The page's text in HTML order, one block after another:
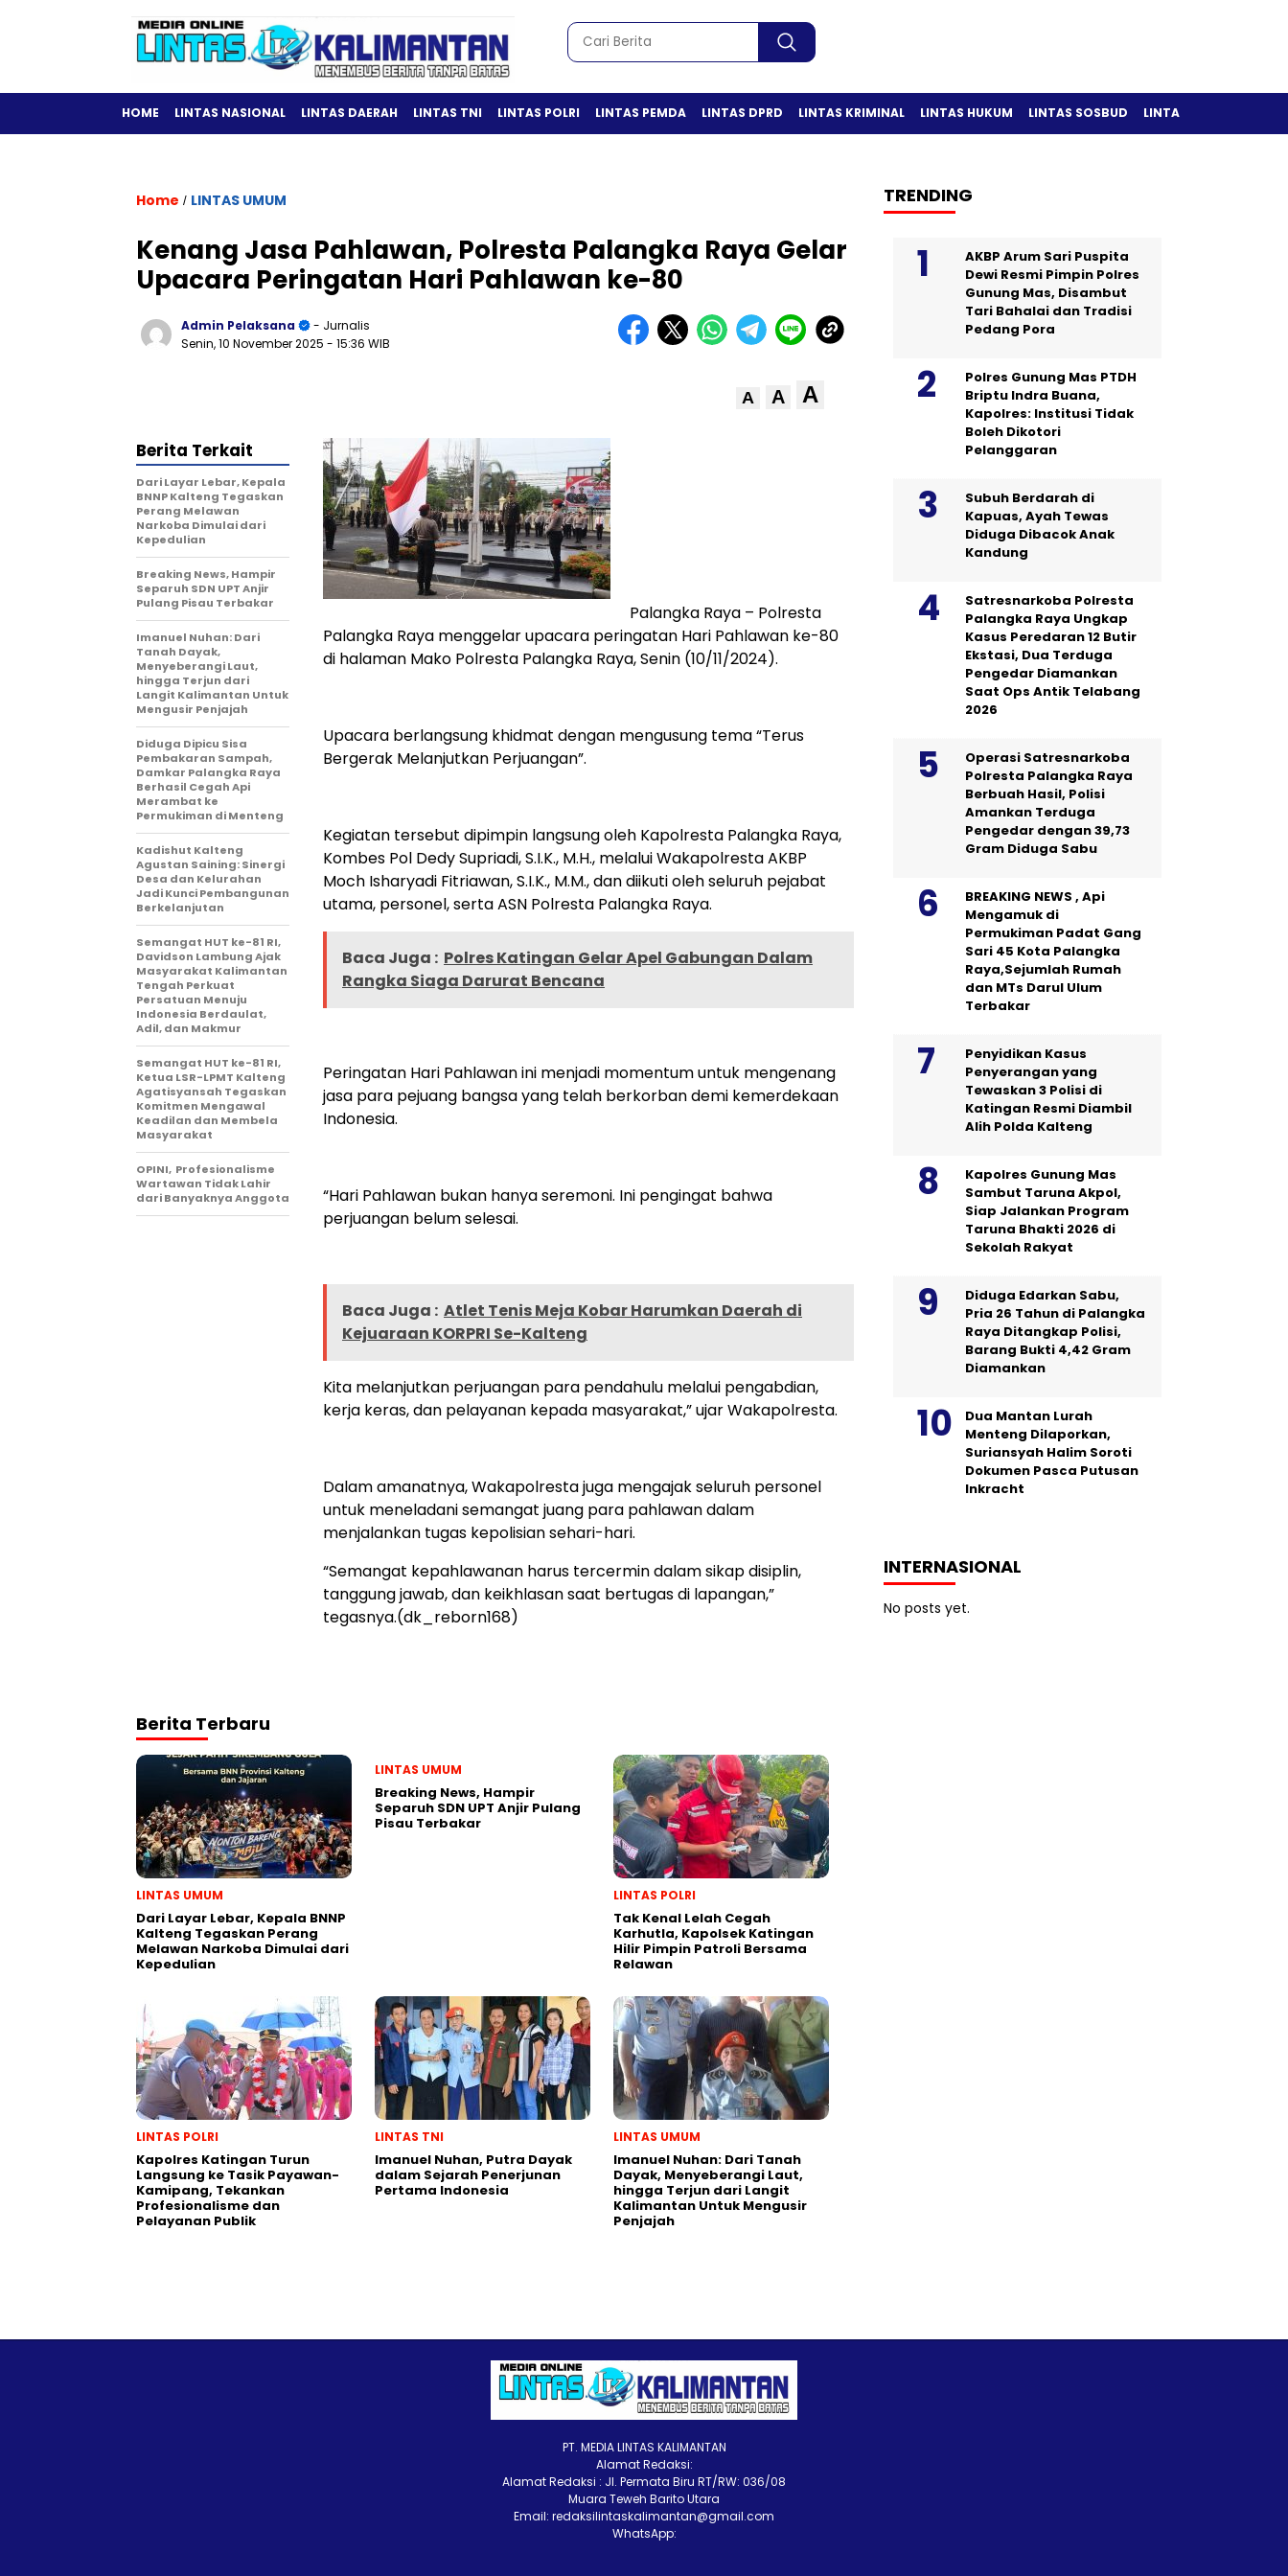
HOME LINTAS NASIONAL LINTAS DAERAH LINTAS TNI LINTAS POLRI LINTAS PEMDA LINTAS DPRD LINTAS KRIMINAL LINTAS HUKUM LINTAS SOSBUD LINTAS OLAH RAGA
Home / LINTAS UMUM
Kenang Jasa Pahlawan, Polresta Palangka Raya Gelar
Upacara Peringatan Hari Pahlawan ke-80
Admin Pelaksana
- Jurnalis
Senin, 10 November 2025 - 15:36 WIB
A A A
Palangka Raya – Polresta
Palangka Raya menggelar upacara peringatan Hari Pahlawan ke-80
di halaman Mako Polresta Palangka Raya, Senin (10/11/2024).
Upacara berlangsung khidmat dengan mengusung tema “Terus
Bergerak Melanjutkan Perjuangan”.
Kegiatan tersebut dipimpin langsung oleh Kapolresta Palangka Raya,
Kombes Pol Dedy Supriadi, S.I.K., M.H., melalui Wakapolresta AKBP
Moch Isharyadi Fitriawan, S.I.K., M.M., dan diikuti oleh seluruh pejabat
utama, personel, serta ASN Polresta Palangka Raya.
Baca Juga : Polres Katingan Gelar Apel Gabungan Dalam
Rangka Siaga Darurat Bencana
Peringatan Hari Pahlawan ini menjadi momentum untuk mengenang
jasa para pejuang bangsa yang telah berkorban demi kemerdekaan
Indonesia.
“Hari Pahlawan bukan hanya seremoni. Ini pengingat bahwa
perjuangan belum selesai.
Baca Juga : Atlet Tenis Meja Kobar Harumkan Daerah di
Kejuaraan KORPRI Se-Kalteng
Kita melanjutkan perjuangan para pendahulu melalui pengabdian,
kerja keras, dan pelayanan kepada masyarakat,” ujar Wakapolresta.
Dalam amanatnya, Wakapolresta juga mengajak seluruh personel
untuk meneladani semangat juang para pahlawan dalam
menjalankan tugas kepolisian sehari-hari.
“Semangat kepahlawanan harus tercermin dalam sikap disiplin,
tanggung jawab, dan keikhlasan saat bertugas di lapangan,”
tegasnya.(dk_reborn168)
Berita Terkait
Dari Layar Lebar, Kepala
BNNP Kalteng Tegaskan
Perang Melawan
Narkoba Dimulai dari
Kepedulian
Breaking News, Hampir
Separuh SDN UPT Anjir
Pulang Pisau Terbakar
Imanuel Nuhan: Dari
Tanah Dayak,
Menyeberangi Laut,
hingga Terjun dari
Langit Kalimantan Untuk
Mengusir Penjajah
Diduga Dipicu Sisa
Pembakaran Sampah,
Damkar Palangka Raya
Berhasil Cegah Api
Merambat ke
Permukiman di Menteng
Kadishut Kalteng
Agustan Saining: Sinergi
Desa dan Kelurahan
Jadi Kunci Pembangunan
Berkelanjutan
Semangat HUT ke-81 RI,
Davidson Lambung Ajak
Masyarakat Kalimantan
Tengah Perkuat
Persatuan Menuju
Indonesia Berdaulat,
Adil, dan Makmur
Semangat HUT ke-81 RI,
Ketua LSR-LPMT Kalteng
Agatisyansah Tegaskan
Komitmen Mengawal
Keadilan dan Membela
Masyarakat
OPINI, Profesionalisme
Wartawan Tidak Lahir
dari Banyaknya Anggota
Berita Terbaru
LINTAS UMUM
Dari Layar Lebar, Kepala BNNP
Kalteng Tegaskan Perang
Melawan Narkoba Dimulai dari
Kepedulian
LINTAS UMUM
Breaking News, Hampir
Separuh SDN UPT Anjir Pulang
Pisau Terbakar
LINTAS POLRI
Tak Kenal Lelah Cegah
Karhutla, Kapolsek Katingan
Hilir Pimpin Patroli Bersama
Relawan
LINTAS POLRI
Kapolres Katingan Turun
Langsung ke Tasik Payawan-
Kamipang, Tekankan
Profesionalisme dan
Pelayanan Publik
LINTAS TNI
Imanuel Nuhan, Putra Dayak
dalam Sejarah Penerjunan
Pertama Indonesia
LINTAS UMUM
Imanuel Nuhan: Dari Tanah
Dayak, Menyeberangi Laut,
hingga Terjun dari Langit
Kalimantan Untuk Mengusir
Penjajah
TRENDING
AKBP Arum Sari Puspita
Dewi Resmi Pimpin Polres
Gunung Mas, Disambut
Tari Bahalai dan Tradisi
Pedang Pora
Polres Gunung Mas PTDH
Briptu Indra Buana,
Kapolres: Institusi Tidak
Boleh Dikotori
Pelanggaran
Subuh Berdarah di
Kapuas, Ayah Tewas
Diduga Dibacok Anak
Kandung
Satresnarkoba Polresta
Palangka Raya Ungkap
Kasus Peredaran 12 Butir
Ekstasi, Dua Terduga
Pengedar Diamankan
Saat Ops Antik Telabang
2026
Operasi Satresnarkoba
Polresta Palangka Raya
Berbuah Hasil, Polisi
Amankan Terduga
Pengedar dengan 39,73
Gram Diduga Sabu
BREAKING NEWS , Api
Mengamuk di
Permukiman Padat Gang
Sari 45 Kota Palangka
Raya,Sejumlah Rumah
dan MTs Darul Ulum
Terbakar
Penyidikan Kasus
Penyerangan yang
Tewaskan 3 Polisi di
Katingan Resmi Diambil
Alih Polda Kalteng
Kapolres Gunung Mas
Sambut Taruna Akpol,
Siap Jalankan Program
Taruna Bhakti 2026 di
Sekolah Rakyat
Diduga Edarkan Sabu,
Pria 26 Tahun di Palangka
Raya Ditangkap Polisi,
Barang Bukti 4,42 Gram
Diamankan
Dua Mantan Lurah
Menteng Dilaporkan,
Suriansyah Halim Soroti
Dokumen Pasca Putusan
Inkracht
INTERNASIONAL
No posts yet.
PT. MEDIA LINTAS KALIMANTAN
Alamat Redaksi:
Alamat Redaksi : Jl. Permata Biru RT/RW: 036/08
Muara Teweh Barito Utara
Email: redaksilintaskalimantan@gmail.com
WhatsApp: